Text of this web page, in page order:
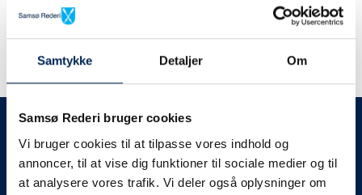
Samtykke Detaljer Om
Samsø Rederi bruger cookies
Vi bruger cookies til at tilpasse vores indhold og
annoncer, til at vise dig funktioner til sociale medier og til
at analysere vores trafik. Vi deler også oplysninger om
Wir geben immer Bescheid
Wir werden Sie